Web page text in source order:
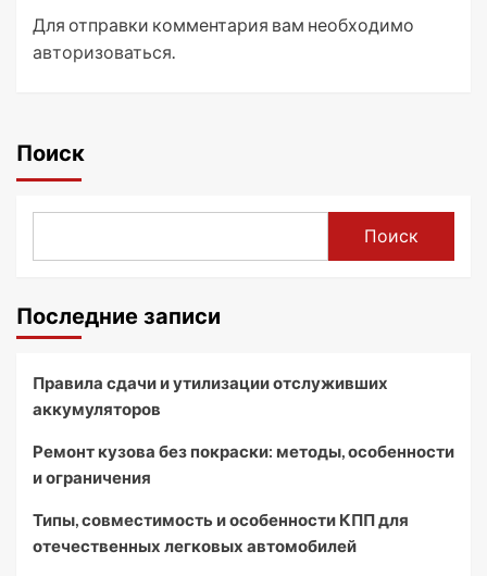
Для отправки комментария вам необходимо
авторизоваться.
Поиск
Поиск
Последние записи
Правила сдачи и утилизации отслуживших
аккумуляторов
Ремонт кузова без покраски: методы, особенности
и ограничения
Типы, совместимость и особенности КПП для
отечественных легковых автомобилей